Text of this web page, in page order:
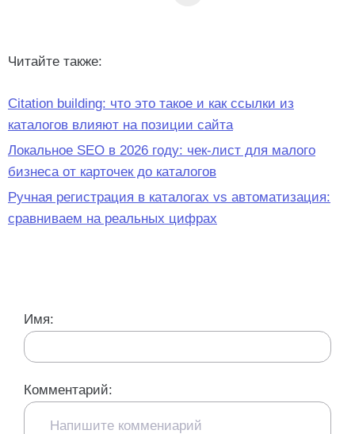
Читайте также:
Citation building: что это такое и как ссылки из
каталогов влияют на позиции сайта
Локальное SEO в 2026 году: чек-лист для малого
бизнеса от карточек до каталогов
Ручная регистрация в каталогах vs автоматизация:
сравниваем на реальных цифрах
Имя:
Комментарий: